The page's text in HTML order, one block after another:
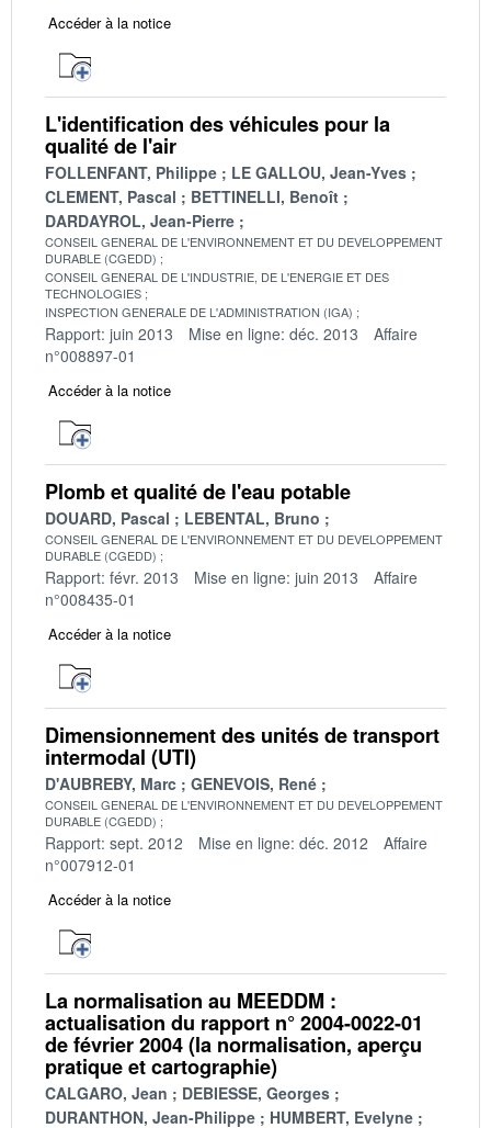
Accéder à la notice
L'identification des véhicules pour la
qualité de l'air
FOLLENFANT, Philippe
LE GALLOU, Jean-Yves
CLEMENT, Pascal
BETTINELLI, Benoît
DARDAYROL, Jean-Pierre
CONSEIL GENERAL DE L'ENVIRONNEMENT ET DU DEVELOPPEMENT
DURABLE (CGEDD)
CONSEIL GENERAL DE L'INDUSTRIE, DE L'ENERGIE ET DES
TECHNOLOGIES
INSPECTION GENERALE DE L'ADMINISTRATION (IGA)
Rapport: juin 2013 Mise en ligne: déc. 2013
Affaire
n°008897-01
Accéder à la notice
Plomb et qualité de l'eau potable
DOUARD, Pascal LEBENTAL, Bruno
CONSEIL GENERAL DE L'ENVIRONNEMENT ET DU DEVELOPPEMENT
DURABLE (CGEDD)
Rapport: févr. 2013 Mise en ligne: juin 2013
Affaire
n°008435-01
Accéder à la notice
Dimensionnement des unités de transport
intermodal (UTI)
D'AUBREBY, Marc GENEVOIS, René
CONSEIL GENERAL DE L'ENVIRONNEMENT ET DU DEVELOPPEMENT
DURABLE (CGEDD)
Rapport: sept. 2012 Mise en ligne: déc. 2012
Affaire
n°007912-01
Accéder à la notice
La normalisation au MEEDDM :
actualisation du rapport n° 2004-0022-01
de février 2004 (la normalisation, aperçu
pratique et cartographie)
CALGARO, Jean
DEBIESSE, Georges
DURANTHON, Jean-Philippe
HUMBERT, Evelyne